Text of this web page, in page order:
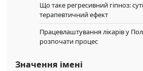
Що таке регресивний гіпноз:
терапевтичний ефект
Працевлаштування лікарів у
розпочати процес
Значення імені